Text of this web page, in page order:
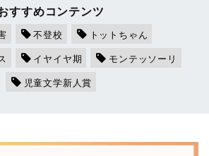
すすめコンテンツ
不登校
トットちゃん
イヤイヤ期
モンテッソーリ
児童文学新人賞